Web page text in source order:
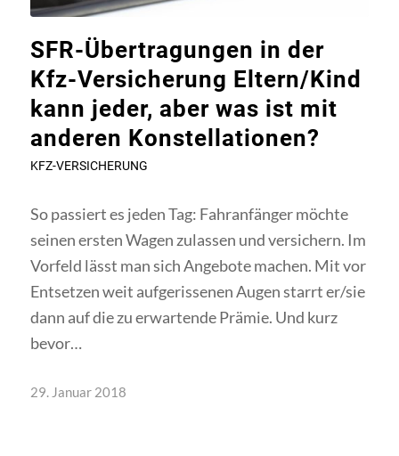
SFR-Übertragungen in der
Kfz-Versicherung Eltern/Kind
kann jeder, aber was ist mit
anderen Konstellationen?
KFZ-VERSICHERUNG
So passiert es jeden Tag: Fahranfänger möchte
seinen ersten Wagen zulassen und versichern. Im
Vorfeld lässt man sich Angebote machen. Mit vor
Entsetzen weit aufgerissenen Augen starrt er/sie
dann auf die zu erwartende Prämie. Und kurz
bevor…
29. Januar 2018